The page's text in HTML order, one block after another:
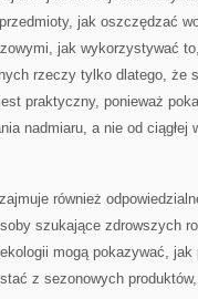
jak oszczędzać
jak wykorzystywać
rzeczy tylko dlatego, że
praktyczny, ponieważ
nadmiaru, a nie od ciągłej
również
szukające zdrowszych
mogą pokazywać,
z sezonowych